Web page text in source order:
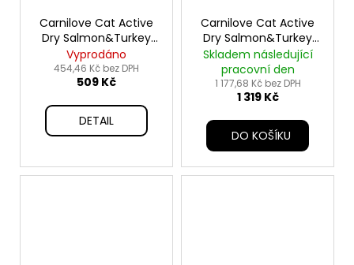
Carnilove Cat Active
Dry Salmon&Turkey
Kittens 2kg
Vyprodáno
454,46 Kč bez DPH
509 Kč
DETAIL
Carnilove Cat Active
Dry Salmon&Turkey
Kittens 6kg
Skladem následující
pracovní den
1 177,68 Kč bez DPH
1 319 Kč
DO KOŠÍKU